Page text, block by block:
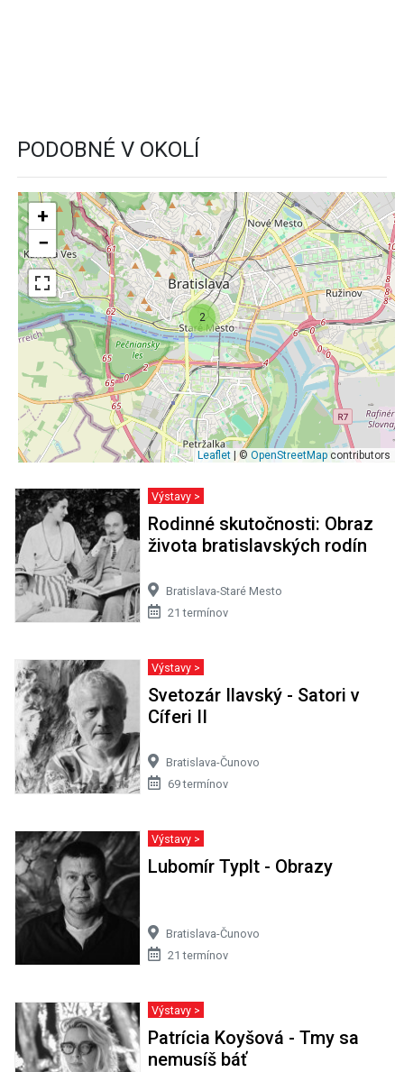
PODOBNÉ V OKOLÍ
2
+
−
Leaflet | © OpenStreetMap contributors
Výstavy >
Rodinné skutočnosti: Obraz
života bratislavských rodín
Bratislava-Staré Mesto
21 termínov
Výstavy >
Svetozár Ilavský - Satori v
Cíferi II
Bratislava-Čunovo
69 termínov
Výstavy >
Lubomír Typlt - Obrazy
Bratislava-Čunovo
21 termínov
Výstavy >
Patrícia Koyšová - Tmy sa
nemusíš báť